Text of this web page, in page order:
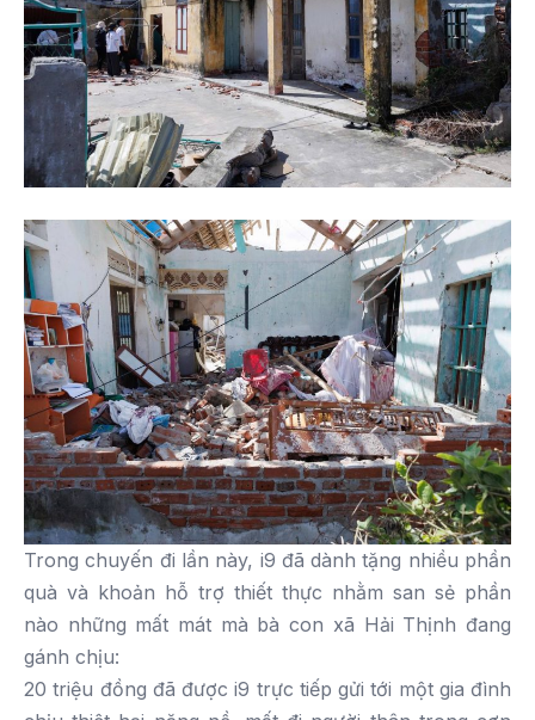
Trong chuyến đi lần này, i9 đã dành tặng nhiều phần
quà và khoản hỗ trợ thiết thực nhằm san sẻ phần
nào những mất mát mà bà con xã Hải Thịnh đang
gánh chịu:
20 triệu đồng đã được i9 trực tiếp gửi tới một gia đình